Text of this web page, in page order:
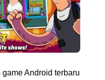
game Android terbaru